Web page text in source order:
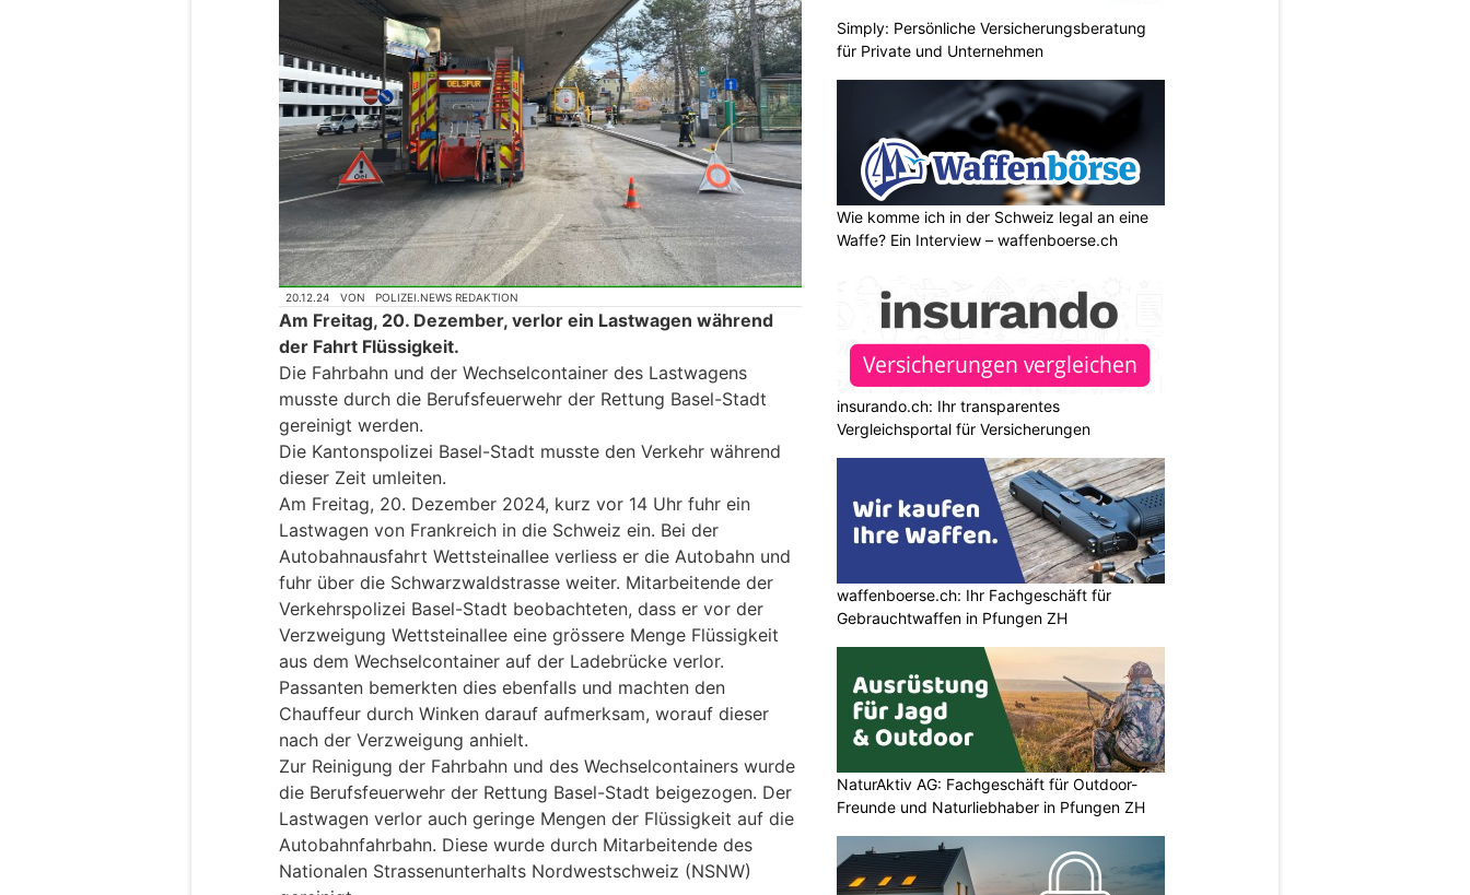
20.12.24 VON POLIZEI.NEWS REDAKTION
Am Freitag, 20. Dezember, verlor ein Lastwagen während
der Fahrt Flüssigkeit.
Die Fahrbahn und der Wechselcontainer des Lastwagens
musste durch die Berufsfeuerwehr der Rettung Basel-Stadt
gereinigt werden.
Die Kantonspolizei Basel-Stadt musste den Verkehr während
dieser Zeit umleiten.
Am Freitag, 20. Dezember 2024, kurz vor 14 Uhr fuhr ein
Lastwagen von Frankreich in die Schweiz ein. Bei der
Autobahnausfahrt Wettsteinallee verliess er die Autobahn und
fuhr über die Schwarzwaldstrasse weiter. Mitarbeitende der
Verkehrspolizei Basel-Stadt beobachteten, dass er vor der
Verzweigung Wettsteinallee eine grössere Menge Flüssigkeit
aus dem Wechselcontainer auf der Ladebrücke verlor.
Passanten bemerkten dies ebenfalls und machten den
Chauffeur durch Winken darauf aufmerksam, worauf dieser
nach der Verzweigung anhielt.
Zur Reinigung der Fahrbahn und des Wechselcontainers wurde
die Berufsfeuerwehr der Rettung Basel-Stadt beigezogen. Der
Lastwagen verlor auch geringe Mengen der Flüssigkeit auf die
Autobahnfahrbahn. Diese wurde durch Mitarbeitende des
Nationalen Strassenunterhalts Nordwestschweiz (NSNW)
Simply: Persönliche Versicherungsberatung
für Private und Unternehmen
Wie komme ich in der Schweiz legal an eine
Waffe? Ein Interview – waffenboerse.ch
insurando.ch: Ihr transparentes
Vergleichsportal für Versicherungen
waffenboerse.ch: Ihr Fachgeschäft für
Gebrauchtwaffen in Pfungen ZH
NaturAktiv AG: Fachgeschäft für Outdoor-
Freunde und Naturliebhaber in Pfungen ZH